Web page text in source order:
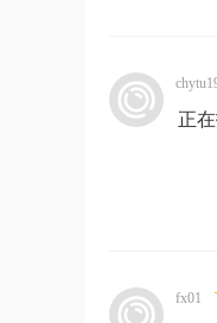
正
fx01